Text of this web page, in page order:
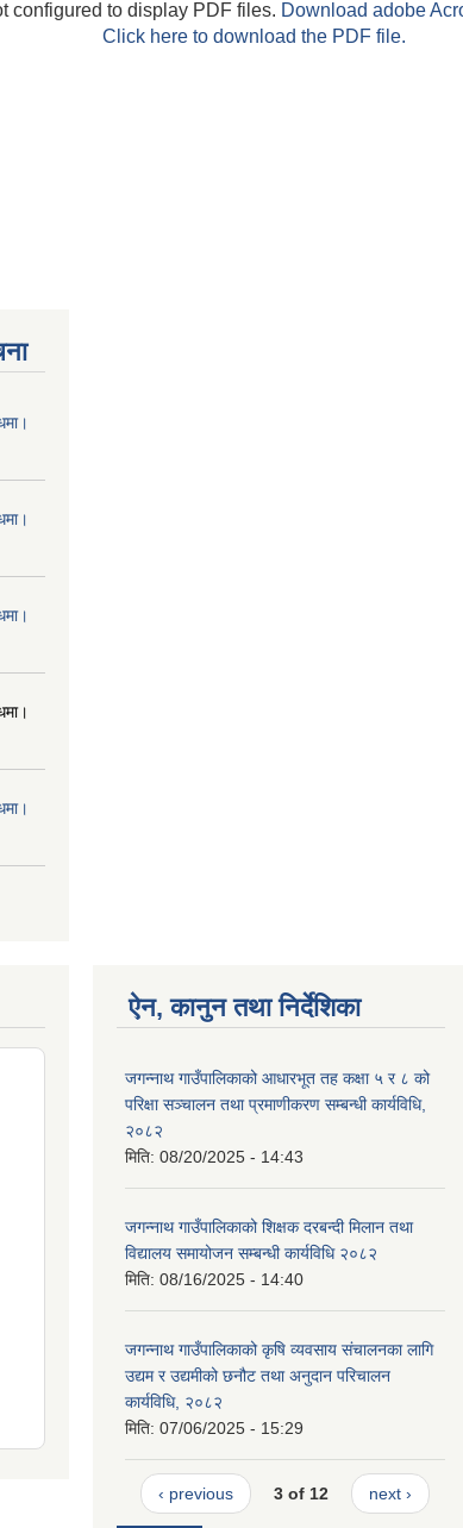
configured to display PDF files. Download adobe
Click here to download the PDF file.
ऐन, कानुन तथा निर्देशिका
जगन्नाथ गाउँपालिकाको आधारभूत तह कक्षा ५ र ८ को
परिक्षा सञ्चालन तथा प्रमाणीकरण सम्बन्धी कार्यविधि,
२०८२
मिति: 08/20/2025 - 14:43
जगन्नाथ गाउँपालिकाको शिक्षक दरबन्दी मिलान तथा
विद्यालय समायोजन सम्बन्धी कार्यविधि २०८२
मिति: 08/16/2025 - 14:40
जगन्नाथ गाउँपालिकाको क‍ृषि व्यवसाय संचालनका लागि
उद्यम र उद्यमीको छनौट तथा अनुदान परिचालन
कार्यविधि, २०८२
मिति: 07/06/2025 - 15:29
‹ previous 3 of 12 next ›